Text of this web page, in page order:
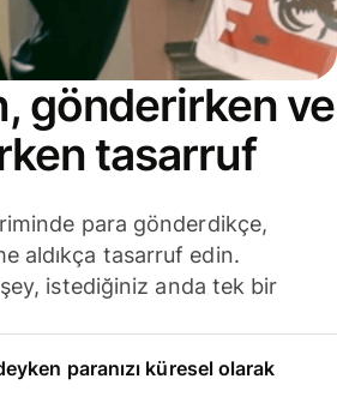
gönderirken ve
tasarruf
para gönderdikçe,
aldıkça tasarruf edin.
istediğiniz anda tek bir
paranızı küresel olarak